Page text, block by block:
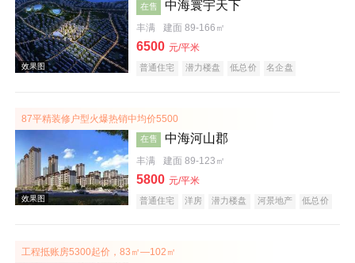
效果图
在售 中海寰宇天下
丰满 建面 89-166㎡
6500 元/平米
普通住宅 潜力楼盘 低总价
名企盘
87平精装修户型火爆热销中均价5500
在售 中海河山郡
丰满 建面 89-123㎡
5800 元/平米
普通住宅 洋房 潜力楼盘 河景地产
低总价
工程抵账房5300起价，83㎡—102㎡